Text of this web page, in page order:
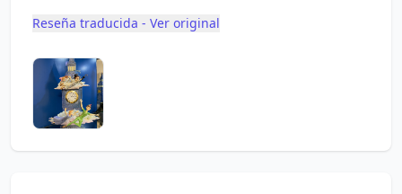
Reseña traducida - Ver original